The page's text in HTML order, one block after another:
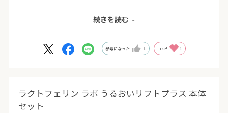
額の赤みと粉吹きが少なくなってきました。朝晩
ら、ジェルの感触が！
続きを読む
参考になった 1 Like! 1
ラクトフェリン ラボ うるおいリフトプラス 本体
セット